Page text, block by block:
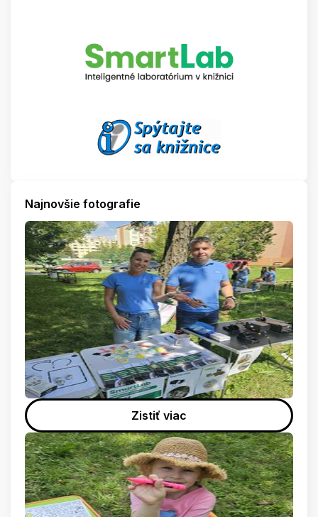
Najnovšie fotografie
Zistiť viac